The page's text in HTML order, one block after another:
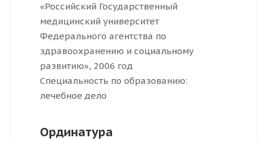
«Российский Государственный
медицинский университет
Федерального агентства по
здравоохранению и социальному
развитию», 2006 год
Специальность по образованию:
лечебное дело
Ординатура